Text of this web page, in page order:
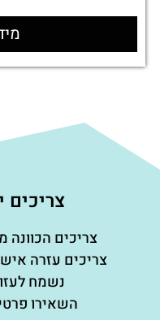
צריכים
צריכים הכוונה
צריכים עזרה
נשמח
השאירו